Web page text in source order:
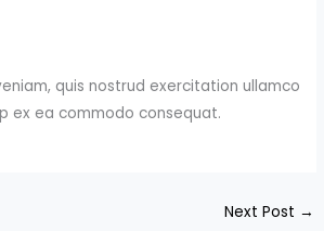
quis nostrud exercitation ullamco
ex ea commodo consequat.
Next Post →